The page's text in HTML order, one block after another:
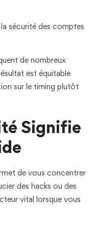
sécurité des comptes
de nombreux
est équitable
sur le timing plutôt
Signifie
de vous concentrer
des hacks ou des
vital lorsque vous